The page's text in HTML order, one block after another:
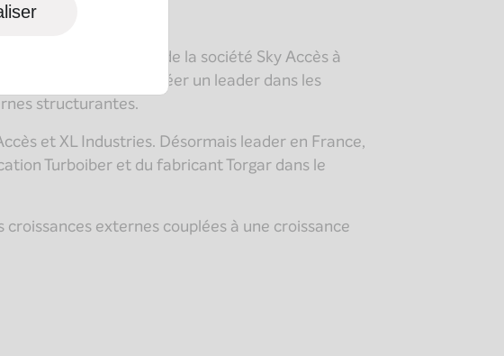
la transmission de la société Sky Accès à
de la volonté de créer un leader dans les
structurantes.
et XL Industries. Désormais leader en France,
Turboiber et du fabricant Torgar dans le
externes couplées à une croissance